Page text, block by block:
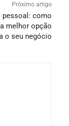
Próximo artigo
pessoal: como
melhor opção
o seu negócio